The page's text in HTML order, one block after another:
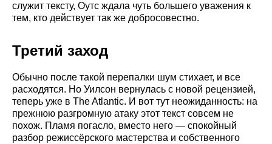
служит тексту, Оутс ждала чуть большего уважения к
тем, кто действует так же добросовестно.
Третий заход
Обычно после такой перепалки шум стихает, и все
расходятся. Но Уилсон вернулась с новой рецензией,
теперь уже в The Atlantic. И вот тут неожиданность: на
прежнюю разгромную атаку этот текст совсем не
похож. Пламя погасло, вместо него — спокойный
разбор режиссёрского мастерства и собственного